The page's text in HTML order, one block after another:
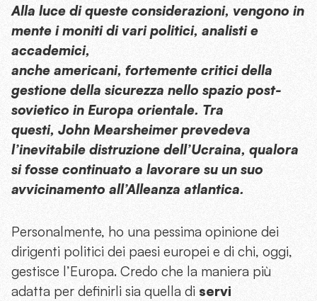
Alla luce di queste considerazioni, vengono in
mente i moniti di vari politici, analisti e
accademici,
anche americani, fortemente critici della
gestione della sicurezza nello spazio post-
sovietico in Europa orientale. Tra
questi, John Mearsheimer prevedeva
l’inevitabile distruzione dell’Ucraina, qualora
si fosse continuato a lavorare su un suo
avvicinamento all’Alleanza atlantica.
Personalmente, ho una pessima opinione dei
dirigenti politici dei paesi europei e di chi, oggi,
gestisce l’Europa. Credo che la maniera più
adatta per definirli sia quella di servi